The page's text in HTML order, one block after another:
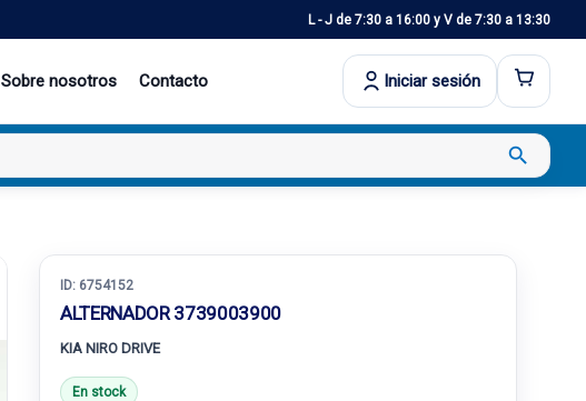
L - J de 7:30 a 16:00 y V de 7:30 a 13:30
Sobre nosotros Contacto Iniciar sesión
search
ID: 6754152
ALTERNADOR 3739003900
KIA NIRO DRIVE
En stock